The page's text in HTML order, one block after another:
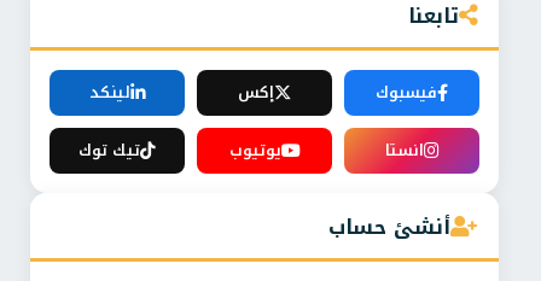
تابعنا
فيسبوك إكس
لينكد
انستا
يوتيوب تيك توك
أنشئ حساب